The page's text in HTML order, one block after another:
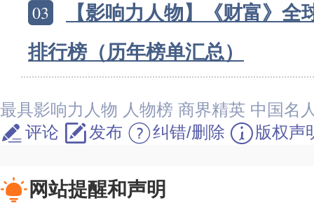
03
【影响力人物】《财富》
排行榜（历年榜单汇总）
最具影响力人物 人物榜 商界精英 中国名
评论
发布 纠错/删除 版权声
网站提醒和声明